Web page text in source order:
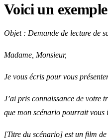
Voici un
Objet : Demande de lecture de
Madame, Monsieur,
Je vous écris pour vous
J’ai pris connaissance de votre
que mon scénario pourrait vous
[Titre du scénario] est un film